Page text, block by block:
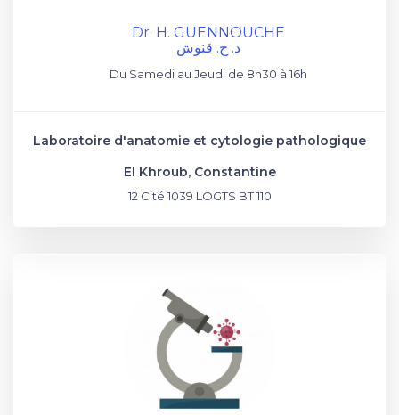
Dr. H. GUENNOUCHE
د. ح. قنوش
Du Samedi au Jeudi de 8h30 à 16h
Laboratoire d'anatomie et cytologie pathologique
El Khroub, Constantine
12 Cité 1039 LOGTS BT 110